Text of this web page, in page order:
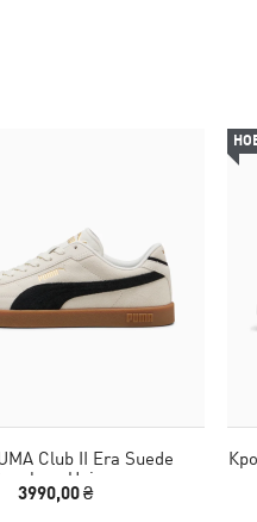
Club II Era Suede
Unisex
3990,00 ₴